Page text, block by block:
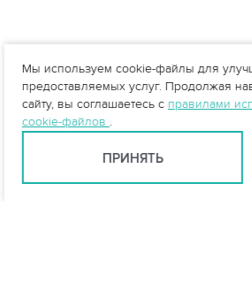
Мы используем cookie-файлы для
предоставляемых услуг. Продолжая
сайту, вы соглашаетесь с правилами
cookie-файлов .
ПРИНЯТЬ